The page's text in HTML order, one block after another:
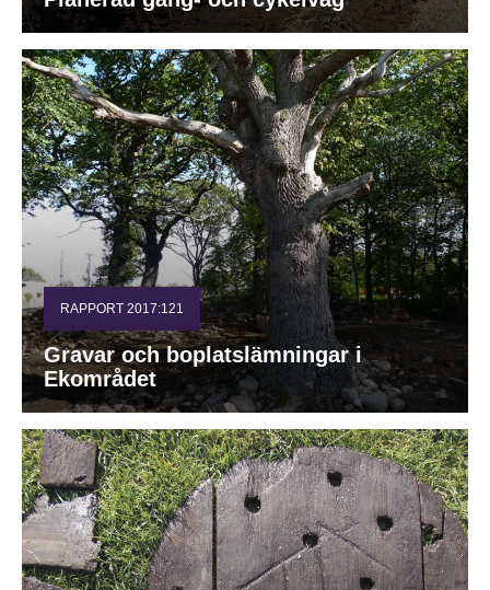
RAPPORT 2017:121
Gravar och boplatslämningar i
Ekområdet